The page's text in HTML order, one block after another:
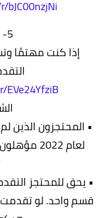
5- أبحاث الشركات:
إذا كنت مهتمًا
• المحتجزون الذين
لعام
• يحق للمحتجز
قسم واحد. لو